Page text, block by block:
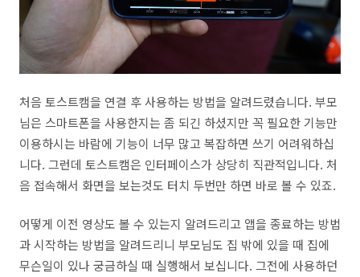
처음 토스트캠을 연결 후 사용하는 방법을 알려드렸습니다. 부모
님은 스마트폰을 사용한지는 좀 되긴 하셨지만 꼭 필요한 기능만
이용하시는 바람에 기능이 너무 많고 복잡하면 쓰기 어려워하십
니다. 그런데 토스트캠은 인터페이스가 상당히 직관적입니다. 처
음 접속해서 화면을 보는것도 터치 두번만 하면 바로 볼 수 있죠.
어떻게 이전 영상도 볼 수 있는지 알려드리고 앱을 종료하는 방법
과 시작하는 방법을 알려드리니 부모님도 집 밖에 있을 때 집에
무슨일이 있나 궁금하실 때 실행해서 보십니다. 그전에 사용하던